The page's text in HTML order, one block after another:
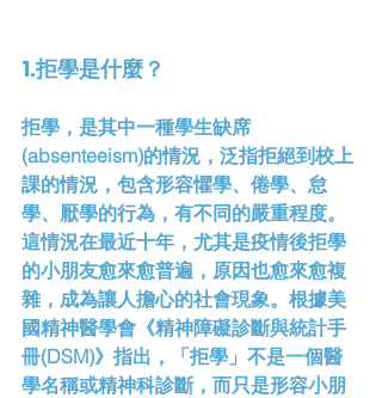
1.拒學是什麼？
拒學，是其中一種學生缺席
(absenteeism)的情況，泛指拒絕到校上
課的情況，包含形容懼學、倦學、怠
學、厭學的行為，有不同的嚴重程度。
這情況在最近十年，尤其是疫情後拒學
的小朋友愈來愈普遍，原因也愈來愈複
雜，成為讓人擔心的社會現象。根據美
國精神醫學會《精神障礙診斷與統計手
冊(DSM)》指出，「拒學」不是一個醫
學名稱或精神科診斷，而只是形容小朋